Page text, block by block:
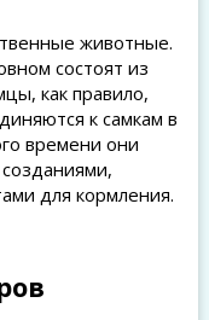
животные.
состоят из
как правило,
к самкам в
времени они
для кормления.